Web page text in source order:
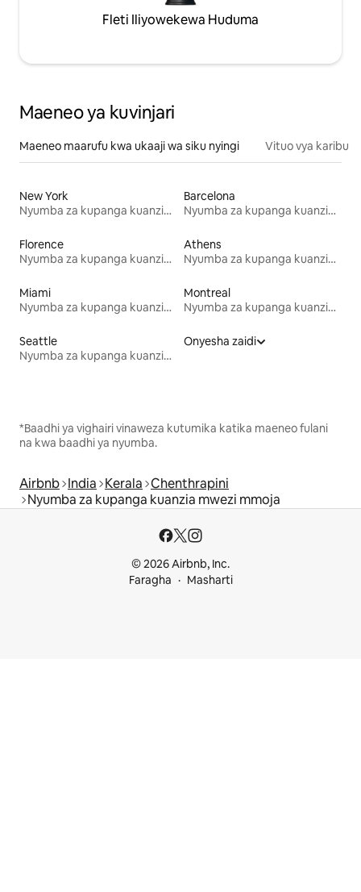
Fleti Iliyowekewa Huduma
Maeneo ya kuvinjari
Maeneo maarufu kwa ukaaji wa siku nyingi Vituo vya karibu
New York
Nyumba za kupanga kuanzia mwezi mmoja
Barcelona
Nyumba za kupanga kuanzia mwezi mmoja
Florence
Nyumba za kupanga kuanzia mwezi mmoja
Athens
Nyumba za kupanga kuanzia mwezi mmoja
Miami
Nyumba za kupanga kuanzia mwezi mmoja
Montreal
Nyumba za kupanga kuanzia mwezi mmoja
Seattle
Nyumba za kupanga kuanzia mwezi mmoja
Onyesha zaidi
*Baadhi ya vighairi vinaweza kutumika katika maeneo fulani
na kwa baadhi ya nyumba.
Airbnb India Kerala Chenthrapini
Nyumba za kupanga kuanzia mwezi mmoja
© 2026 Airbnb, Inc.
Faragha
Masharti